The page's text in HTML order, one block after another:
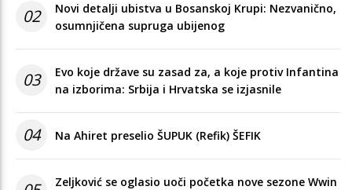
02
Novi detalji ubistva u Bosanskoj Krupi: Nezvanično,
osumnjičena supruga ubijenog
03
Evo koje države su zasad za, a koje protiv Infantina
na izborima: Srbija i Hrvatska se izjasnile
04 Na Ahiret preselio ŠUPUK (Refik) ŠEFIK
Zeljković se oglasio uoči početka nove sezone Wwin